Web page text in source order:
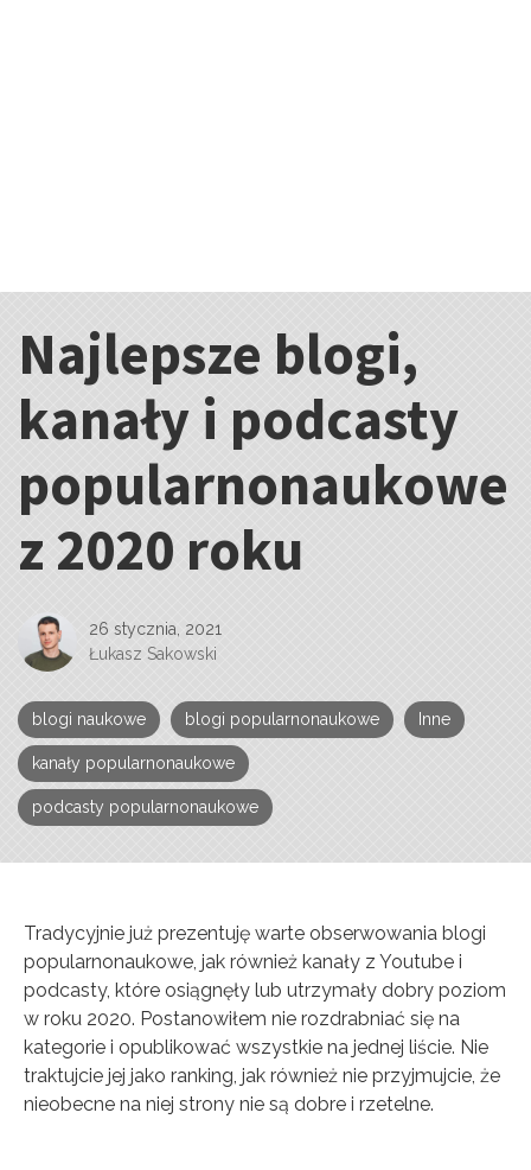
Kategorie:
Najlepsze blogi,
kanały i podcasty
popularnonaukowe
z 2020 roku
26 stycznia, 2021
Łukasz Sakowski
blogi naukowe blogi popularnonaukowe Inne
kanały popularnonaukowe
podcasty popularnonaukowe
Tradycyjnie już prezentuję warte obserwowania blogi
popularnonaukowe, jak również kanały z Youtube i
podcasty, które osiągnęły lub utrzymały dobry poziom
w roku 2020. Postanowiłem nie rozdrabniać się na
kategorie i opublikować wszystkie na jednej liście. Nie
traktujcie jej jako ranking, jak również nie przyjmujcie, że
nieobecne na niej strony nie są dobre i rzetelne.